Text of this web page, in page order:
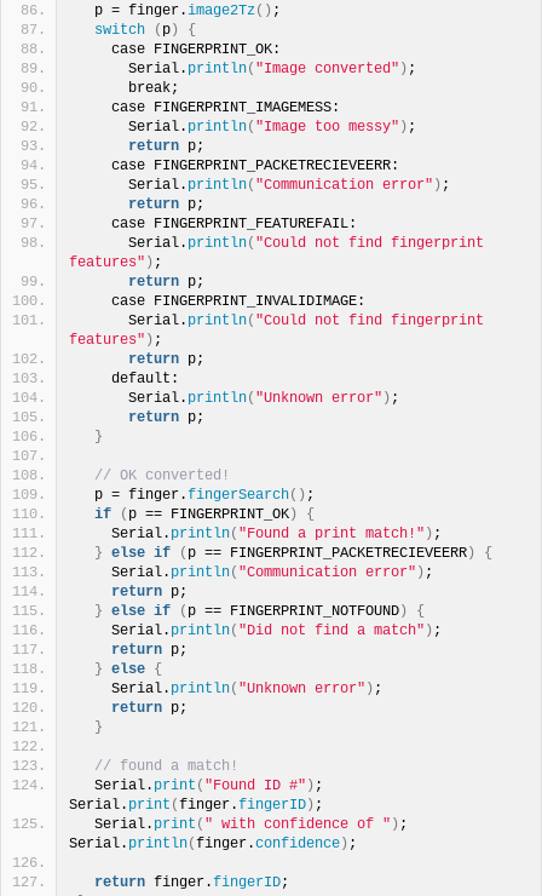
  p = finger.
image2Tz() ;
switch
( p)
{
    case FINGERPRINT_OK:
      Serial.
println( "Image converted" ) ;
      break;
    case FINGERPRINT_IMAGEMESS:
      Serial.
println( "Image too messy" ) ;
return p;
    case FINGERPRINT_PACKETRECIEVEERR:
      Serial.
println( "Communication error" ) ;
return p;
    case FINGERPRINT_FEATUREFAIL:
      Serial.
println( "Could not find fingerprint
features" ) ;
return p;
    case FINGERPRINT_INVALIDIMAGE:
      Serial.
println( "Could not find fingerprint
features" ) ;
return p;
    default:
      Serial.
println( "Unknown error" ) ;
return p;
}
// OK converted!
  p = finger.
fingerSearch() ;
if
( p == FINGERPRINT_OK)
{
    Serial.
println( "Found a print match!" ) ;
} else if ( p == FINGERPRINT_PACKETRECIEVEERR)
{
    Serial.
println( "Communication error" ) ;
return p;
} else if ( p == FINGERPRINT_NOTFOUND)
{
    Serial.
println( "Did not find a match" ) ;
return p;
} else {
    Serial.
println( "Unknown error" ) ;
return p;
}
// found a match!
  Serial.
print ( "Found ID #" ) ;
Serial. print (finger.fingerID) ;
  Serial.
print ( " with confidence of " ) ;
Serial. println(finger.confidence) ;
return finger.fingerID;